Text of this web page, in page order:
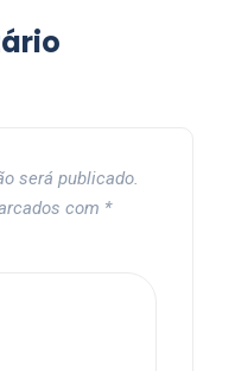
será publicado.
com *